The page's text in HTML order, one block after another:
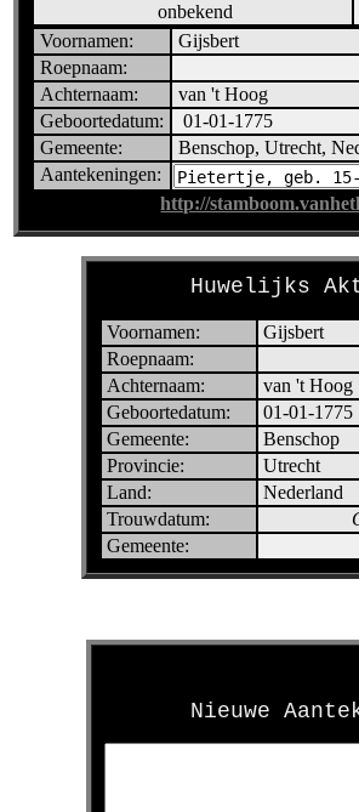
onbekend
Voornamen:
Gijsbert
Roepnaam:
Achternaam:
van 't Hoog
Geboortedatum:
01-01-1775
Gemeente:
Benschop, Utrecht,
Aantekeningen:
http://
Huwelijks
Voornamen: Gijsbert
Roepnaam:
Achternaam:
van 't Hoog
Geboortedatum:
01-01-1775
Gemeente:
Benschop
Provincie:
Utrecht
Land:
Nederland
Trouwdatum:
Gemeente:
Nieuwe